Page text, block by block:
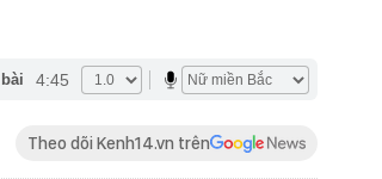
4:45
Theo dõi Kenh14.vn trên